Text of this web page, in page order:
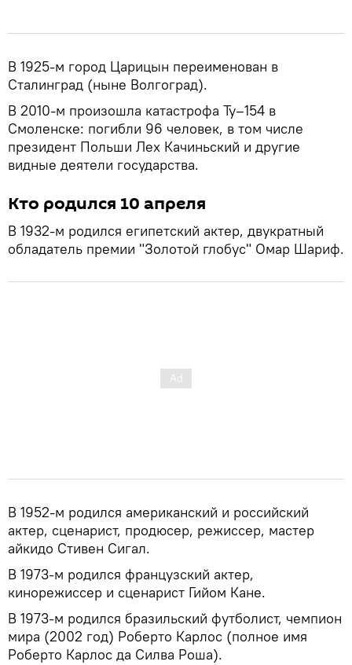
В 1925-м город Царицын переименован в
Сталинград (ныне Волгоград).
В 2010-м произошла катастрофа Ту–154 в
Смоленске: погибли 96 человек, в том числе
президент Польши Лех Качиньский и другие
видные деятели государства.
Кто родился 10 апреля
В 1932-м родился египетский актер, двукратный
обладатель премии "Золотой глобус" Омар Шариф.
В 1952-м родился американский и российский
актер, сценарист, продюсер, режиссер, мастер
айкидо Стивен Сигал.
В 1973-м родился французский актер,
кинорежиссер и сценарист Гийом Кане.
В 1973-м родился бразильский футболист, чемпион
мира (2002 год) Роберто Карлос (полное имя
Роберто Карлос да Силва Роша).